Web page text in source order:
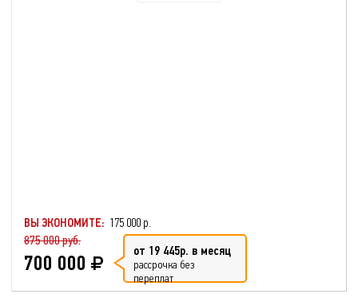
ВЫ ЭКОНОМИТЕ: 175 000 р.
875 000 руб.
700 000 от 19 445р. в месяц
рассрочка без
переплат